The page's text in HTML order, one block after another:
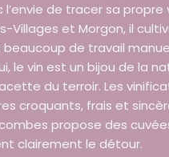
de tracer sa propre
Villages et Morgon, il
de travail
le vin est un bijou de la
du terroir. Les
croquants, frais et
propose des
clairement le détour.